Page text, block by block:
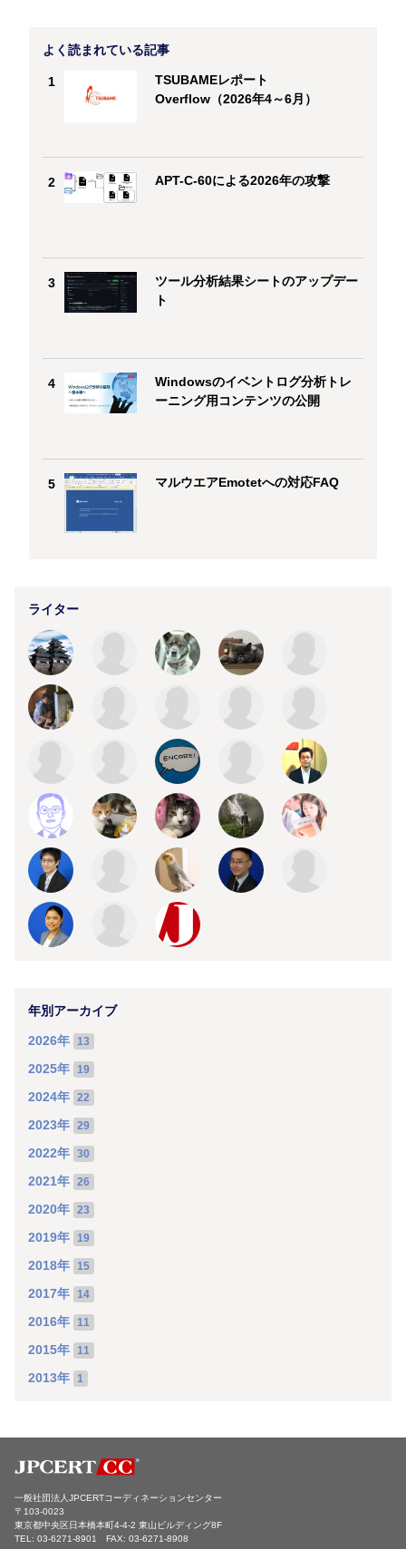
よく読まれている記事
1
TSUBAMEレポート
Overflow（2026年4～6月）
2 APT-C-60による2026年の攻撃
3
ツール分析結果シートのアップデー
ト
4
Windowsのイベントログ分析トレ
ーニング用コンテンツの公開
5 マルウエアEmotetへの対応FAQ
ライター
年別アーカイブ
2026年 13
2025年 19
2024年 22
2023年 29
2022年 30
2021年 26
2020年 23
2019年 19
2018年 15
2017年 14
2016年 11
2015年 11
2013年 1
一般社団法人JPCERTコーディネーションセンター
〒103-0023
東京都中央区日本橋本町4-4-2 東山ビルディング8F
TEL: 03-6271-8901 FAX: 03-6271-8908